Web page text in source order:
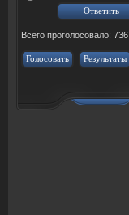
Всего проголосовало: 736
Голосовать Результаты